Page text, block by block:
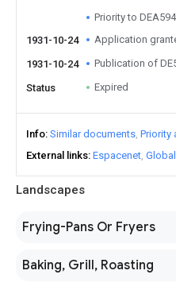
Landscapes
Frying-Pans Or Fryers
Baking, Grill, Roasting
Priority to
1931-10-24
Application
1931-10-24 Publication of
Status Expired
Info Similar documents Priority
External links Espacenet